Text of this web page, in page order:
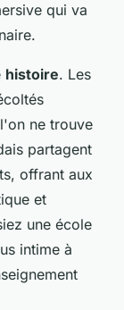
qui va
histoire. Les
ne trouve
partagent
offrant aux
et
une école
intime à